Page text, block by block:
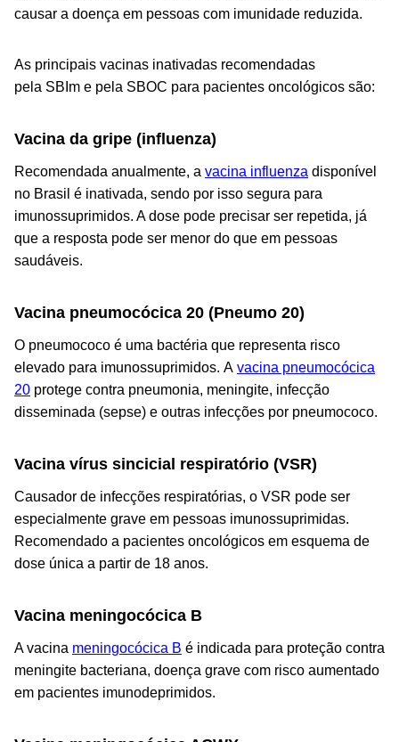
causar a doença em pessoas com imunidade reduzida.
As principais vacinas inativadas recomendadas
pela SBIm e pela SBOC para pacientes oncológicos são:
Vacina da gripe (influenza)
Recomendada anualmente, a vacina influenza disponível
no Brasil é inativada, sendo por isso segura para
imunossuprimidos. A dose pode precisar ser repetida, já
que a resposta pode ser menor do que em pessoas
saudáveis.
Vacina pneumocócica 20 (Pneumo 20)
O pneumococo é uma bactéria que representa risco
elevado para imunossuprimidos. A vacina pneumocócica
20 protege contra pneumonia, meningite, infecção
disseminada (sepse) e outras infecções por pneumococo.
Vacina vírus sincicial respiratório (VSR)
Causador de infecções respiratórias, o VSR pode ser
especialmente grave em pessoas imunossuprimidas.
Recomendado a pacientes oncológicos em esquema de
dose única a partir de 18 anos.
Vacina meningocócica B
A vacina meningocócica B é indicada para proteção contra
meningite bacteriana, doença grave com risco aumentado
em pacientes imunodeprimidos.